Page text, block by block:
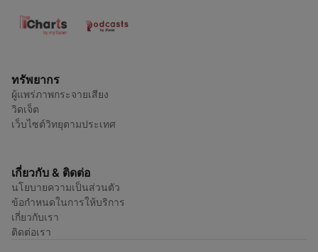
ทรัพยากร
ผู้แพร่ภาพกระจายเสียง
วิดเจ็ต
เว็บไซต์วิทยุตามประเทศ
เกี่ยวกับ & ติดต่อ
นโยบายความเป็นส่วนตัว
ข้อกำหนดในการให้บริการ
เกี่ยวกับเรา
ติดต่อเรา